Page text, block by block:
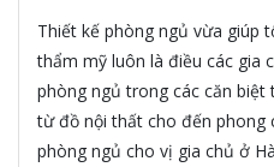
Thiết kế phòng ngủ vừa giúp
thẩm mỹ luôn là điều các gia
phòng ngủ trong các căn
từ đồ nội thất cho đến phong
phòng ngủ cho vị gia chủ ở